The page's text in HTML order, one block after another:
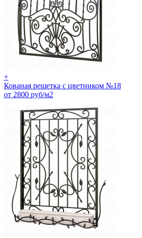
+
Кованая решетка с цветником №18
от 2800 руб/м2